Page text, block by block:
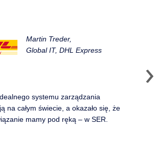
Martin Treder,
Global IT, DHL Express
systemu zarządzania
na całym świecie, a okazało się, że
mamy pod ręką – w SER.